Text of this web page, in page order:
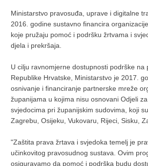
Ministarstvo pravosuđa, uprave i digitalne
2016. godine sustavno financira
koje pružaju pomoć i podršku žrtvama i
djela i prekršaja.
U cilju ravnomjerne dostupnosti podrške na
Republike Hrvatske, Ministarstvo je 2017.
osnivanje i financiranje partnerske mreže
županijama u kojima nisu osnovani Odjeli
svjedocima pri županijskim sudovima, koji
Zagrebu, Osijeku, Vukovaru, Rijeci, Sisku,
"Zaštita prava žrtava i svjedoka temelj je
učinkovitog pravosudnog sustava. Ovim
osiguravamo da pomoć i podrška budu